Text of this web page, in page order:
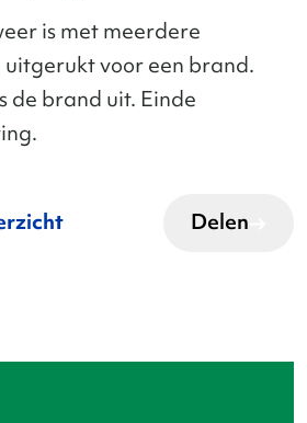
is met meerdere
voor een brand.
de brand uit. Einde
Delen